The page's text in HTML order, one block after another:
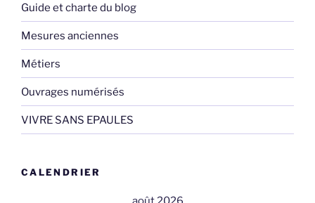
Guide et charte du blog
Mesures anciennes
Métiers
Ouvrages numérisés
VIVRE SANS EPAULES
CALENDRIER